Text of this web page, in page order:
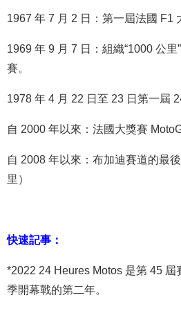
1967 年 7 月 2 日：第一屆法國 F1
1969 年 9 月 7 日：組織“1000 公
賽。
1978 年 4 月 22 日至 23 日第一屆
自 2000 年以來： 法國大獎賽
自 2008 年以來：布加迪賽道的最
里）
快速記事：
*2022 24 Heures Motos 是第 45 屆
季開幕戰的第二年。